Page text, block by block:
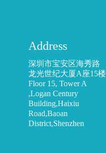
Address
深圳市宝安区海秀路
龙光世纪大厦A座15楼
Floor 15, Tower A
,Logan Century
Building,Haixiu
Road,Baoan
District,Shenzhen